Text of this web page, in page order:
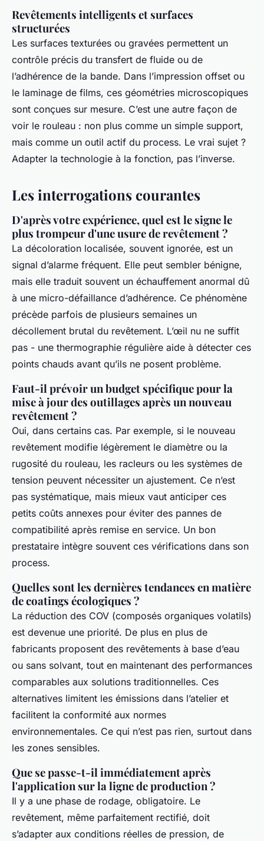
Revêtements intelligents et surfaces
structurées
Les surfaces texturées ou gravées permettent un
contrôle précis du transfert de fluide ou de
l’adhérence de la bande. Dans l’impression offset ou
le laminage de films, ces géométries microscopiques
sont conçues sur mesure. C’est une autre façon de
voir le rouleau : non plus comme un simple support,
mais comme un outil actif du process. Le vrai sujet ?
Adapter la technologie à la fonction, pas l’inverse.
Les interrogations courantes
D'après votre expérience, quel est le signe le
plus trompeur d'une usure de revêtement ?
La décoloration localisée, souvent ignorée, est un
signal d’alarme fréquent. Elle peut sembler bénigne,
mais elle traduit souvent un échauffement anormal dû
à une micro-défaillance d’adhérence. Ce phénomène
précède parfois de plusieurs semaines un
décollement brutal du revêtement. L’œil nu ne suffit
pas - une thermographie régulière aide à détecter ces
points chauds avant qu’ils ne posent problème.
Faut-il prévoir un budget spécifique pour la
mise à jour des outillages après un nouveau
revêtement ?
Oui, dans certains cas. Par exemple, si le nouveau
revêtement modifie légèrement le diamètre ou la
rugosité du rouleau, les racleurs ou les systèmes de
tension peuvent nécessiter un ajustement. Ce n’est
pas systématique, mais mieux vaut anticiper ces
petits coûts annexes pour éviter des pannes de
compatibilité après remise en service. Un bon
prestataire intègre souvent ces vérifications dans son
process.
Quelles sont les dernières tendances en matière
de coatings écologiques ?
La réduction des COV (composés organiques volatils)
est devenue une priorité. De plus en plus de
fabricants proposent des revêtements à base d’eau
ou sans solvant, tout en maintenant des performances
comparables aux solutions traditionnelles. Ces
alternatives limitent les émissions dans l’atelier et
facilitent la conformité aux normes
environnementales. Ce qui n’est pas rien, surtout dans
les zones sensibles.
Que se passe-t-il immédiatement après
l'application sur la ligne de production ?
Il y a une phase de rodage, obligatoire. Le
revêtement, même parfaitement rectifié, doit
s’adapter aux conditions réelles de pression, de